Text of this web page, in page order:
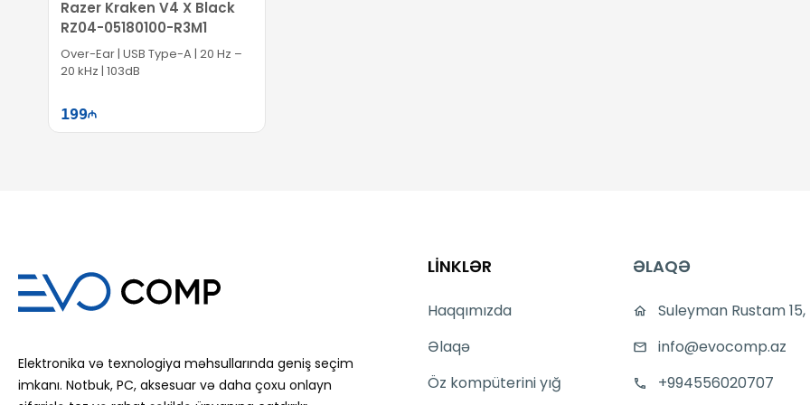
Razer Kraken V4 X Black
RZ04-05180100-R3M1
Over-Ear | USB Type-A | 20 Hz –
20 kHz | 103dB
199
Elektronika və texnologiya məhsullarında geniş seçim
imkanı. Notbuk, PC, aksesuar və daha çoxu onlayn
LİNKLƏR
Haqqımızda
Əlaqə
Öz kompüterini yığ
ƏLAQƏ
Suleyman Rustam 15,
info@evocomp.az
+994556020707